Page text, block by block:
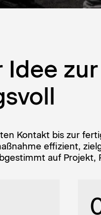
Idee
Kontakt bis zur
effizient,
auf Projekt,